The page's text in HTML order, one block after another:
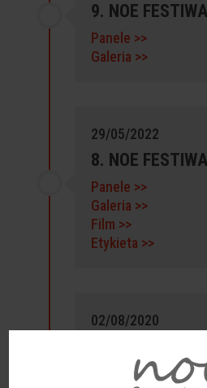
9. NOE
Panele >>
Galeria >>
29/05/2022
8. NOE
Panele >>
Galeria >>
Film >>
Etykieta >>
02/08/2020
Panele >>